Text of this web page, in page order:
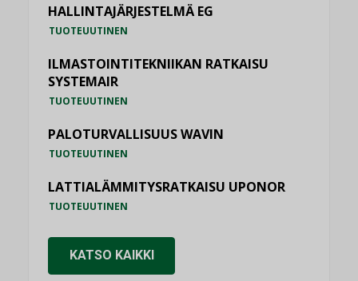
HALLINTAJÄRJESTELMÄ EG
TUOTEUUTINEN
ILMASTOINTITEKNIIKAN RATKAISU
SYSTEMAIR
TUOTEUUTINEN
PALOTURVALLISUUS WAVIN
TUOTEUUTINEN
LATTIALÄMMITYSRATKAISU UPONOR
TUOTEUUTINEN
KATSO KAIKKI